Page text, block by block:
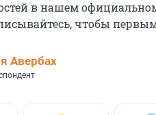
в нашем
чтобы
Авербах